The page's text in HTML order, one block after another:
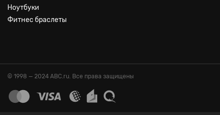
Ноутбуки
Фитнес браслеты
© 1998 — 2024 ABC.ru. Все права защищены